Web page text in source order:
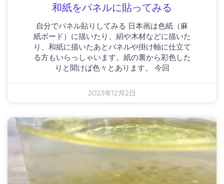
和紙をパネルに貼ってみる
自分でパネル貼りしてみる 日本画は色紙（麻
紙ボード）に描いたり、絹や木材などに描いた
り、和紙に描いたあとパネルや掛け軸に仕立て
る方もいらっしゃいます。紙の裏から彩色した
りと聞けば色々とあります。 今回
2023年12月2日